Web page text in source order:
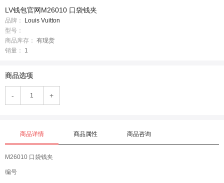
LV钱包官网M26010 口袋钱夹
品牌：
Louis Vuitton
型号：
商品库存： 有现货
销量：
1
商品选项
- +
商品详情 商品属性 商品咨询
M26010 口袋钱夹
编号